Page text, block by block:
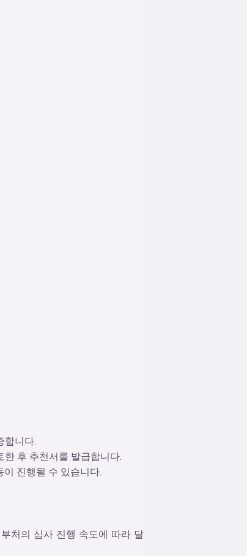
합니다.
후 추천서를 발급합니다.
진행될 수 있습니다.
처의 심사 진행 속도에 따라 달